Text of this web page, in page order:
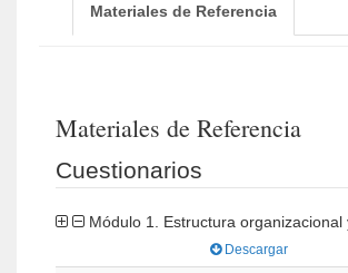
Materiales de Referencia
Materiales de Referencia
Cuestionarios
Módulo 1. Estructura organizacional
Descargar